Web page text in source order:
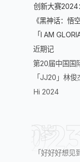
创新大赛2024
《黑神话：
「I AM
近期记
第20届中国国
「JJ20」林
Hi 2024
19岁
「好好好想